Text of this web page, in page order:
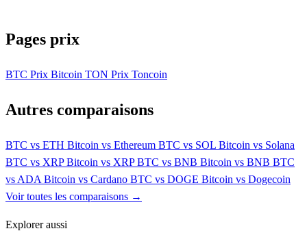
Pages prix
BTC Prix Bitcoin TON Prix Toncoin
Autres comparaisons
BTC vs ETH Bitcoin vs Ethereum BTC vs SOL Bitcoin vs Solana
BTC vs XRP Bitcoin vs XRPBTC vs BNB Bitcoin vs BNB BTC
vs ADA Bitcoin vs Cardano BTC vs DOGE Bitcoin vs Dogecoin
Voir toutes les comparaisons →
Explorer aussi